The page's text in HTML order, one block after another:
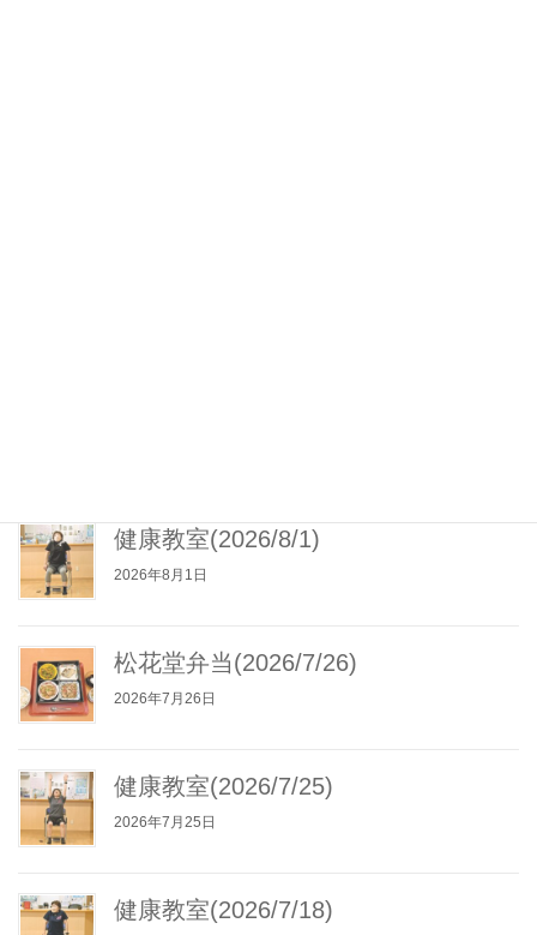
健康教室(2026/8/1)
2026年8月1日
松花堂弁当(2026/7/26)
2026年7月26日
健康教室(2026/7/25)
2026年7月25日
健康教室(2026/7/18)